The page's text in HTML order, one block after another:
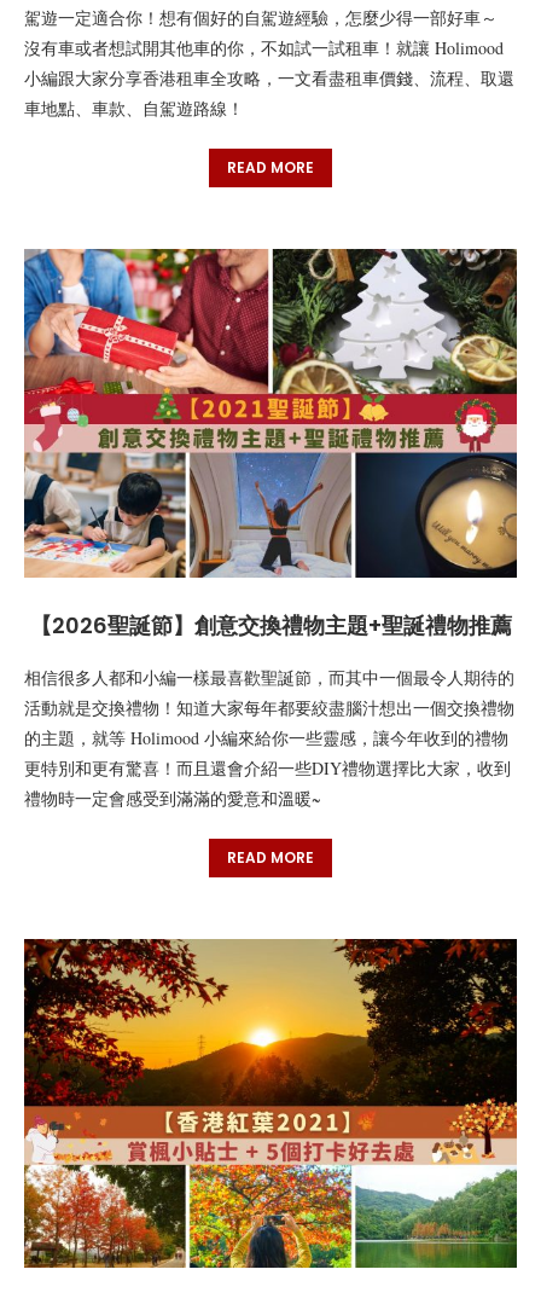
駕遊一定適合你！想有個好的自駕遊經驗，怎麼少得一部好車～
沒有車或者想試開其他車的你，不如試一試租車！就讓 Holimood
小編跟大家分享香港租車全攻略，一文看盡租車價錢、流程、取還
車地點、車款、自駕遊路線！
READ MORE
【2026聖誕節】創意交換禮物主題+聖誕禮物推薦
相信很多人都和小編一樣最喜歡聖誕節，而其中一個最令人期待的
活動就是交換禮物！知道大家每年都要絞盡腦汁想出一個交換禮物
的主題，就等 Holimood 小編來給你一些靈感，讓今年收到的禮物
更特別和更有驚喜！而且還會介紹一些DIY禮物選擇比大家，收到
禮物時一定會感受到滿滿的愛意和溫暖~
READ MORE